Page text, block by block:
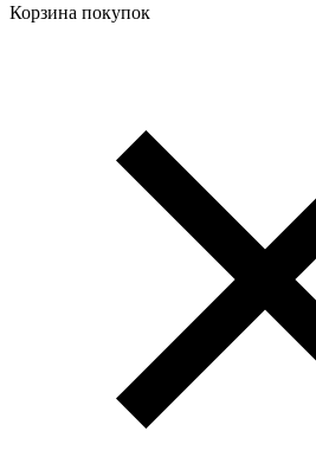
Корзина покупок